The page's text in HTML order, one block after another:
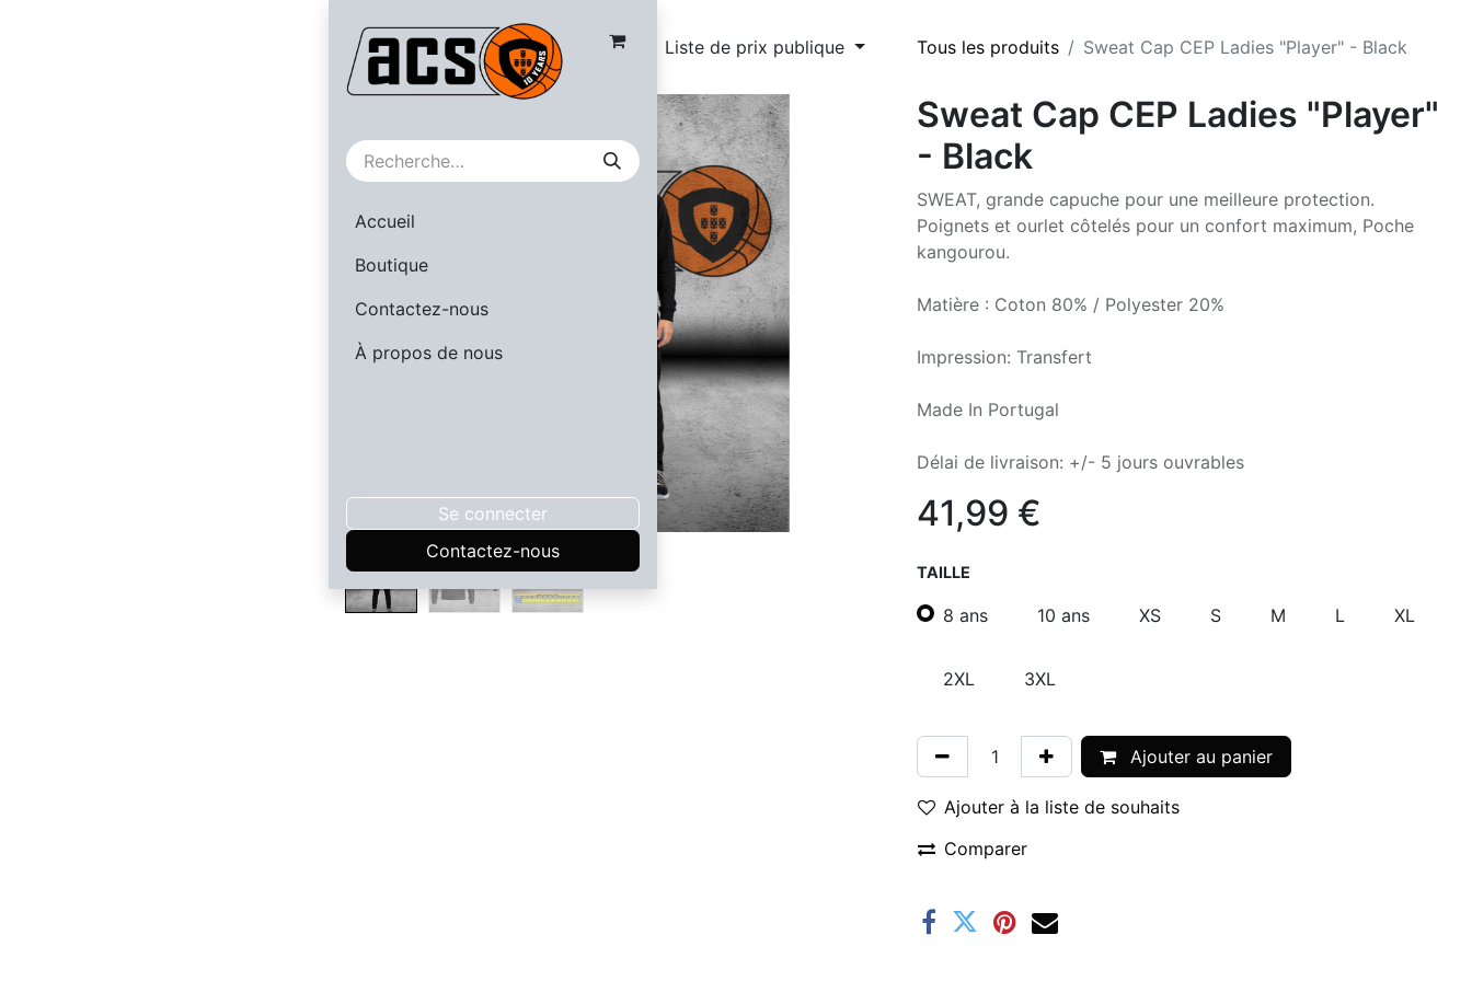
Accueil
Boutique
Contactez-nous
À propos de nous
Se connecter
Contactez-nous
Liste de prix publique Tous les produits Sweat Cap CEP Ladies "Player" - Black
Sweat Cap CEP Ladies "Player"
- Black
SWEAT, grande capuche pour une meilleure protection.
Poignets et ourlet côtelés pour un confort maximum, Poche
kangourou.
Matière : Coton 80% / Polyester 20%
Impression: Transfert
Made In Portugal
Délai de livraison: +/- 5 jours ouvrables
41,99 €
TAILLE
8 ans 10 ans XS S M L XL
2XL 3XL
Ajouter au panier
Ajouter à la liste de souhaits
Comparer